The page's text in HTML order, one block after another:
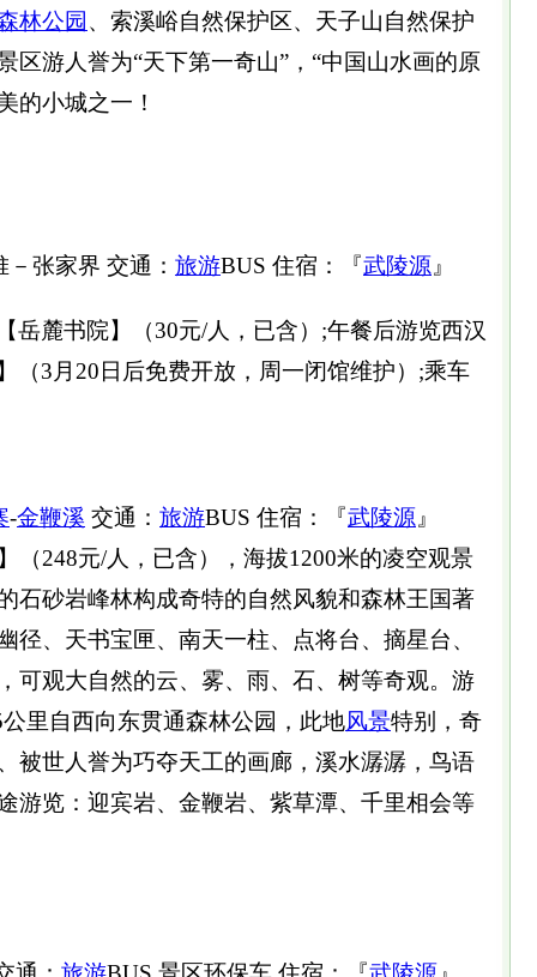
林公园 、索溪峪自然保护区、天子山自然保护
区游人誉为“天下第一奇山”，“中国山水画的原
的小城之一！
张家界 交通： 旅游BUS 住宿：『武陵源 』
岳麓书院】（30元/人，已含）;午餐后游览西汉
（3月20日后免费开放，周一闭馆维护）;乘车
-金鞭溪 交通： 旅游BUS 住宿：『武陵源 』
（248元/人，已含），海拔1200米的凌空观景
石砂岩峰林构成奇特的自然风貌和森林王国著
径、天书宝匣、南天一柱、点将台、摘星台、
观大自然的云、雾、雨、石、树等奇观。游
里自西向东贯通森林公园，此地风景特别，奇
被世人誉为巧夺天工的画廊，溪水潺潺，鸟语
游览：迎宾岩、金鞭岩、紫草潭、千里相会等